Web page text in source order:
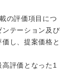
の評価項目につ
テーション及び
し、提案価格と
評価となった1